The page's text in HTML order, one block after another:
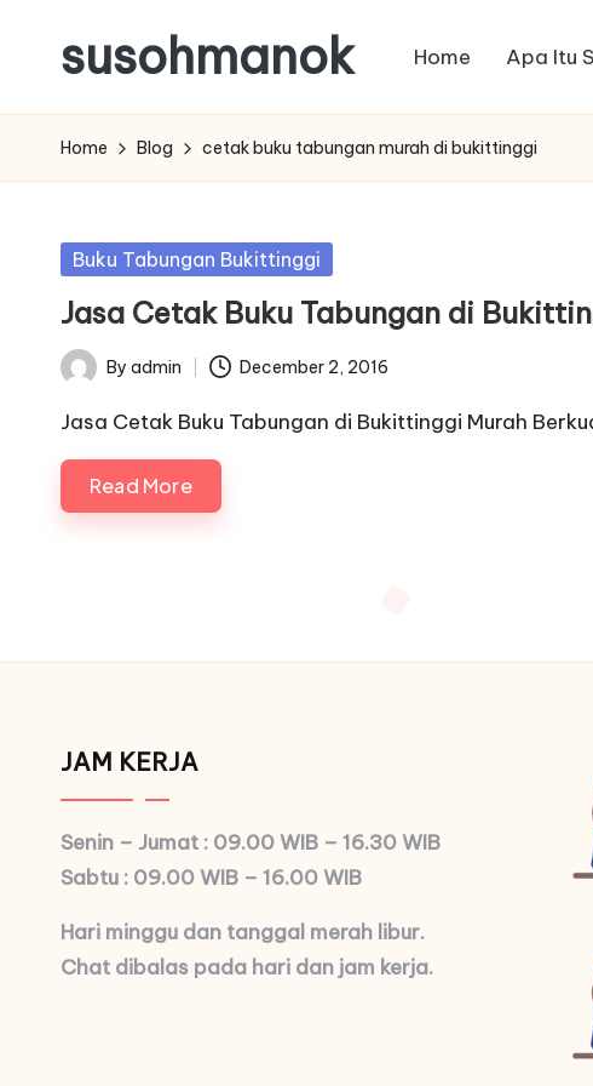
content
susohmanok Home Apa Itu
Home Blog cetak buku tabungan murah di bukittinggi
Posted
Buku Tabungan Bukittinggi
Jasa Cetak Buku Tabungan di
Posted
by
By admin December 2, 2016
Jasa Cetak Buku Tabungan di Bukittinggi Murah
Read More
JAM KERJA
Senin – Jumat : 09.00 WIB – 16.30 WIB
Sabtu : 09.00 WIB – 16.00 WIB
Hari minggu dan tanggal merah libur.
Chat dibalas pada hari dan jam kerja.